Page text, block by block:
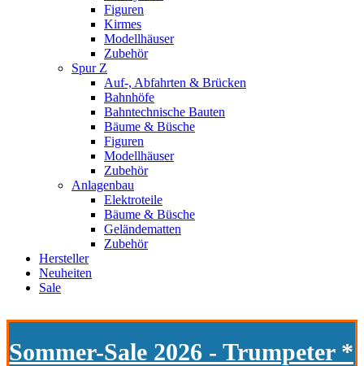
Figuren
Kirmes
Modellhäuser
Zubehör
Spur Z
Auf-, Abfahrten & Brücken
Bahnhöfe
Bahntechnische Bauten
Bäume & Büsche
Figuren
Modellhäuser
Zubehör
Anlagenbau
Elektroteile
Bäume & Büsche
Geländematten
Zubehör
Hersteller
Neuheiten
Sale
Sommer-Sale 2026 - Trumpeter *